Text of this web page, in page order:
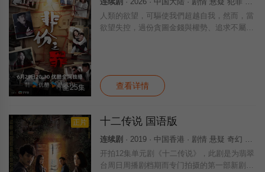
全25集
人類的欲望，可驅使我們超越自我，然而，當
欲望失控，過份貪圖金錢與權勢、追求不屬於
括
查看详情
正片 十二传说 国语版
连续剧 · 2019 · 中国香港 · 剧情 悬疑 奇幻 香港
开拍12集单元剧《十二传说》，此剧是为翡翠
台周日周播剧档期而专门拍摄的第一部新剧，